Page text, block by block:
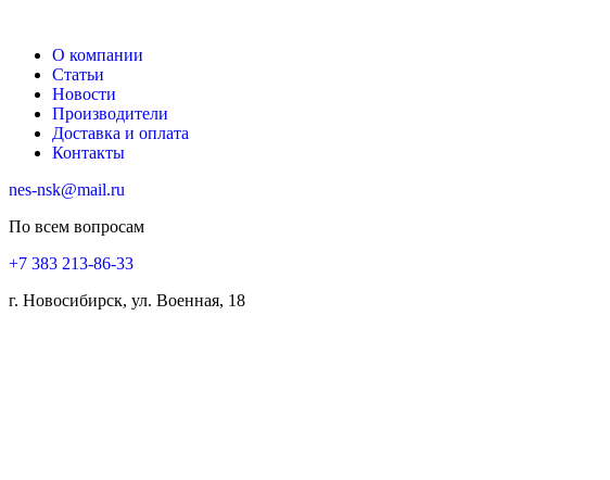
О компании
Статьи
Новости
Производители
Доставка и оплата
Контакты
nes-nsk@mail.ru
По всем вопросам
+7 383 213-86-33
г. Новосибирск, ул. Военная, 18